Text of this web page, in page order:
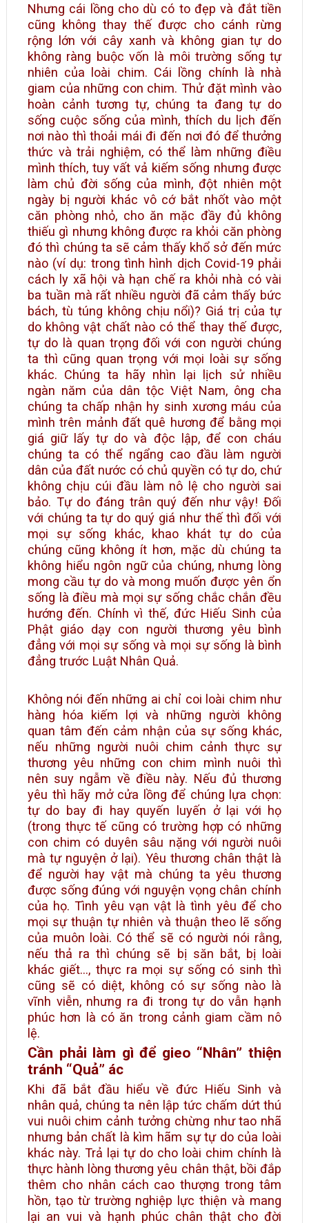
Nhưng cái lồng cho dù có to đẹp và đắt tiền
cũng không thay thế được cho cánh rừng
rộng lớn với cây xanh và không gian tự do
không ràng buộc vốn là môi trường sống tự
nhiên của loài chim. Cái lồng chính là nhà
giam của những con chim. Thử đặt mình vào
hoàn cảnh tương tự, chúng ta đang tự do
sống cuộc sống của mình, thích du lịch đến
nơi nào thì thoải mái đi đến nơi đó để thưởng
thức và trải nghiệm, có thể làm những điều
mình thích, tuy vất vả kiếm sống nhưng được
làm chủ đời sống của mình, đột nhiên một
ngày bị người khác vô cớ bắt nhốt vào một
căn phòng nhỏ, cho ăn mặc đầy đủ không
thiếu gì nhưng không được ra khỏi căn phòng
đó thì chúng ta sẽ cảm thấy khổ sở đến mức
nào (ví dụ: trong tình hình dịch Covid-19 phải
cách ly xã hội và hạn chế ra khỏi nhà có vài
ba tuần mà rất nhiều người đã cảm thấy bức
bách, tù túng không chịu nổi)? Giá trị của tự
do không vật chất nào có thể thay thế được,
tự do là quan trọng đối với con người chúng
ta thì cũng quan trọng với mọi loài sự sống
khác. Chúng ta hãy nhìn lại lịch sử nhiều
ngàn năm của dân tộc Việt Nam, ông cha
chúng ta chấp nhận hy sinh xương máu của
mình trên mảnh đất quê hương để bằng mọi
giá giữ lấy tự do và độc lập, để con cháu
chúng ta có thể ngẩng cao đầu làm người
dân của đất nước có chủ quyền có tự do, chứ
không chịu cúi đầu làm nô lệ cho người sai
bảo. Tự do đáng trân quý đến như vậy! Đối
với chúng ta tự do quý giá như thế thì đối với
mọi sự sống khác, khao khát tự do của
chúng cũng không ít hơn, mặc dù chúng ta
không hiểu ngôn ngữ của chúng, nhưng lòng
mong cầu tự do và mong muốn được yên ổn
sống là điều mà mọi sự sống chắc chắn đều
hướng đến. Chính vì thế, đức Hiếu Sinh của
Phật giáo dạy con người thương yêu bình
đẳng với mọi sự sống và mọi sự sống là bình
đẳng trước Luật Nhân Quả.
Không nói đến những ai chỉ coi loài chim như
hàng hóa kiếm lợi và những người không
quan tâm đến cảm nhận của sự sống khác,
nếu những người nuôi chim cảnh thực sự
thương yêu những con chim mình nuôi thì
nên suy ngẫm về điều này. Nếu đủ thương
yêu thì hãy mở cửa lồng để chúng lựa chọn:
tự do bay đi hay quyến luyến ở lại với họ
(trong thực tế cũng có trường hợp có những
con chim có duyên sâu nặng với người nuôi
mà tự nguyện ở lại). Yêu thương chân thật là
để người hay vật mà chúng ta yêu thương
được sống đúng với nguyện vọng chân chính
của họ. Tình yêu vạn vật là tình yêu để cho
mọi sự thuận tự nhiên và thuận theo lẽ sống
của muôn loài. Có thể sẽ có người nói rằng,
nếu thả ra thì chúng sẽ bị săn bắt, bị loài
khác giết…, thực ra mọi sự sống có sinh thì
cũng sẽ có diệt, không có sự sống nào là
vĩnh viễn, nhưng ra đi trong tự do vẫn hạnh
phúc hơn là có ăn trong cảnh giam cầm nô
lệ.
Cần phải làm gì để gieo “Nhân” thiện
tránh “Quả” ác
Khi đã bắt đầu hiểu về đức Hiếu Sinh và
nhân quả, chúng ta nên lập tức chấm dứt thú
vui nuôi chim cảnh tưởng chừng như tao nhã
nhưng bản chất là kìm hãm sự tự do của loài
khác này. Trả lại tự do cho loài chim chính là
thực hành lòng thương yêu chân thật, bồi đắp
thêm cho nhân cách cao thượng trong tâm
hồn, tạo từ trường nghiệp lực thiện và mang
lại an vui và hạnh phúc chân thật cho đời